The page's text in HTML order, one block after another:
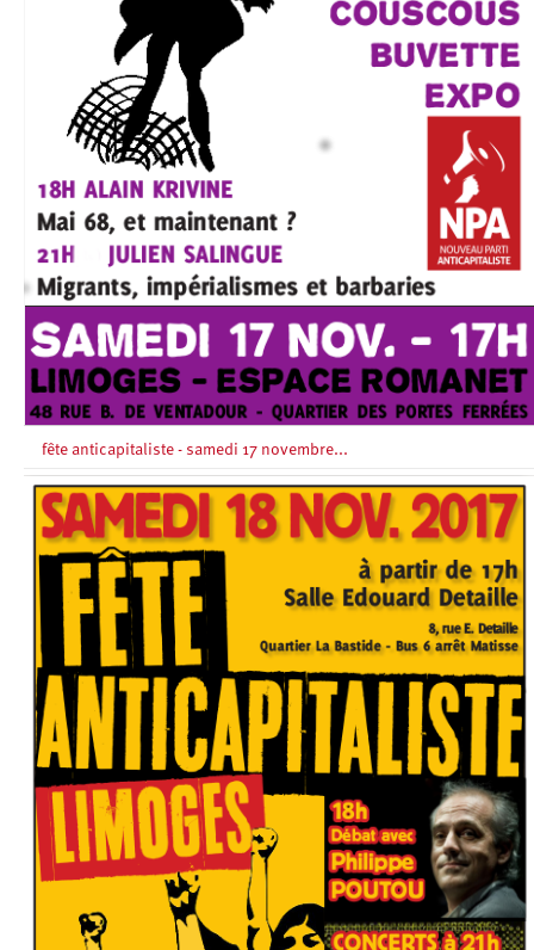
fête anticapitaliste - samedi 17 novembre...